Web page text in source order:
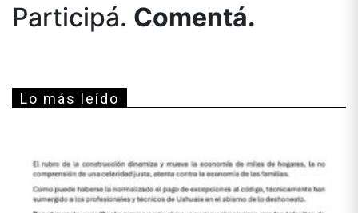
Participá. Comentá.
Lo más leído